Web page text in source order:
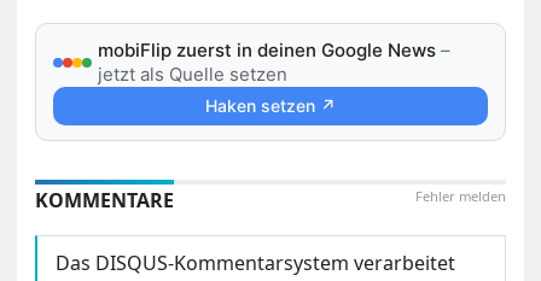
mobiFlip zuerst in deinen Google News –
jetzt als Quelle setzen
Haken setzen ↗
Fehler melden
KOMMENTARE
Das DISQUS-Kommentarsystem verarbeitet